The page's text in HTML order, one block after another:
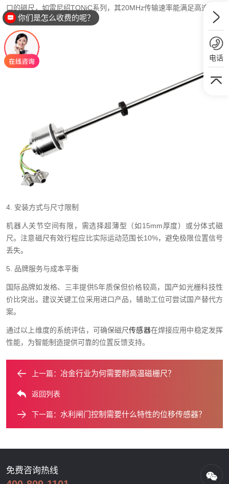
口的磁尺，如雷尼绍TONiC系列，其20MHz传输速率能满足高速焊接
的实时反馈需求。
4. 安装方式与尺寸限制
机器人关节空间有限，需选择超薄型（如15mm厚度）或分体式磁
尺。注意磁尺有效行程应比实际运动范围长10%，避免极限位置信号
丢失。
5. 品牌服务与成本平衡
国际品牌如发格、三丰提供5年质保但价格较高，国产如光栅科技性
价比突出。建议关键工位采用进口产品，辅助工位可尝试国产替代方
案。
通过以上维度的系统评估，可确保磁尺传感器在焊接应用中稳定发挥
性能，为智能制造提供可靠的位置反馈支持。
上一篇： 冶金行业为何需要耐高温磁栅尺？
返回列表
下一篇： 水利闸门控制需要什么特性的位移传感器？
免费咨询热线
电话
你们是怎么收费的呢？